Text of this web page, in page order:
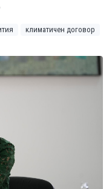
климатичен договор